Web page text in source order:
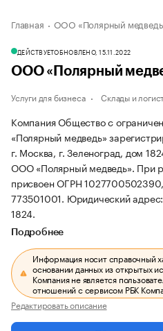
Главная ООО «Полярный
ДЕЙСТВУЕТОБНОВЛЕНО, 15.11.2022
ООО «Полярный
Услуги для бизнеса Склады и
Компания Общество с
«Полярный медведь»
г. Москва, г. Зеленоград, дом
ООО «Полярный медведь». При
присвоен ОГРН
773501001. Юридический
1824.
Подробнее
Информация носит справочный
основании данных из открытых
Компания не является
отношений с сервисом РБК
Редактировать описание